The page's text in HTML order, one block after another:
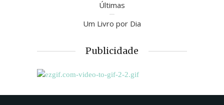
Últimas
Um Livro por Dia
Publicidade